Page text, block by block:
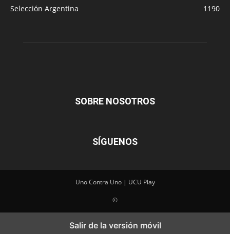
Selección Argentina
1190
SOBRE NOSOTROS
SÍGUENOS
Uno Contra Uno | UCU Play
©
Salir de la versión móvil